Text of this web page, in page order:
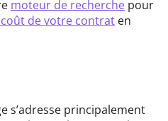
moteur de recherche pour
de votre contrat en
s’adresse principalement